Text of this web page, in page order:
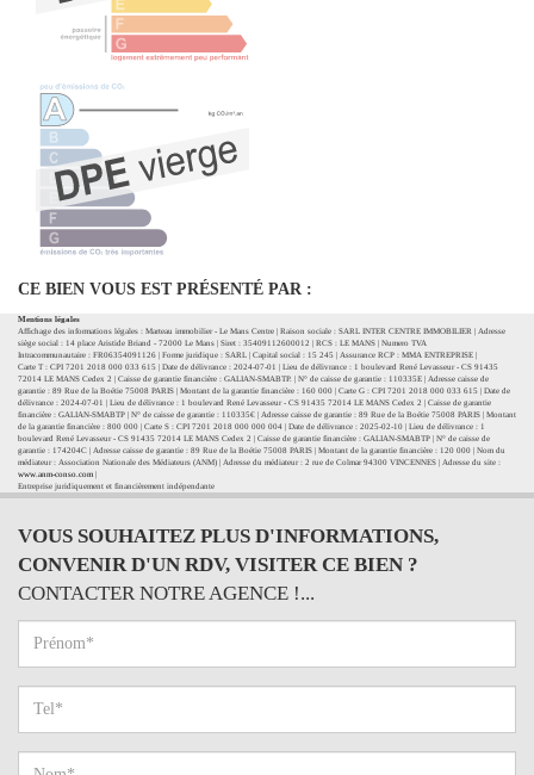
CE BIEN VOUS EST PRÉSENTÉ PAR :
Mentions légales
Affichage des informations légales : Marteau immobilier - Le Mans Centre | Raison sociale : SARL INTER CENTRE IMMOBILIER | Adresse
siège social : 14 place Aristide Briand - 72000 Le Mans | Siret : 35409112600012 | RCS : LE MANS | Numero TVA
Intracommunautaire : FR06354091126 | Forme juridique : SARL | Capital social : 15 245 | Assurance RCP : MMA ENTREPRISE |
Carte T : CPI 7201 2018 000 033 615 | Date de délivrance : 2024-07-01 | Lieu de délivrance : 1 boulevard René Levasseur - CS 91435
72014 LE MANS Cedex 2 | Caisse de garantie financière : GALIAN-SMABTP. | N° de caisse de garantie : 110335E | Adresse caisse de
garantie : 89 Rue de la Boétie 75008 PARIS | Montant de la garantie financière : 160 000 | Carte G : CPI 7201 2018 000 033 615 | Date de
délivrance : 2024-07-01 | Lieu de délivrance : 1 boulevard René Levasseur - CS 91435 72014 LE MANS Cedex 2 | Caisse de garantie
financière : GALIAN-SMABTP | N° de caisse de garantie : 110335€ | Adresse caisse de garantie : 89 Rue de la Boétie 75008 PARIS | Montant
de la garantie financière : 800 000 | Carte S : CPI 7201 2018 000 000 004 | Date de délivrance : 2025-02-10 | Lieu de délivrance : 1
boulevard René Levasseur - CS 91435 72014 LE MANS Cedex 2 | Caisse de garantie financière : GALIAN-SMABTP | N° de caisse de
garantie : 174204C | Adresse caisse de garantie : 89 Rue de la Boétie 75008 PARIS | Montant de la garantie financière : 120 000 | Nom du
médiateur : Association Nationale des Médiateurs (ANM) | Adresse du médiateur : 2 rue de Colmar 94300 VINCENNES | Adresse du site :
www.anm-conso.com |
Entreprise juridiquement et financièrement indépendante
VOUS SOUHAITEZ PLUS D'INFORMATIONS,
CONVENIR D'UN RDV, VISITER CE BIEN ?
CONTACTER NOTRE AGENCE !...